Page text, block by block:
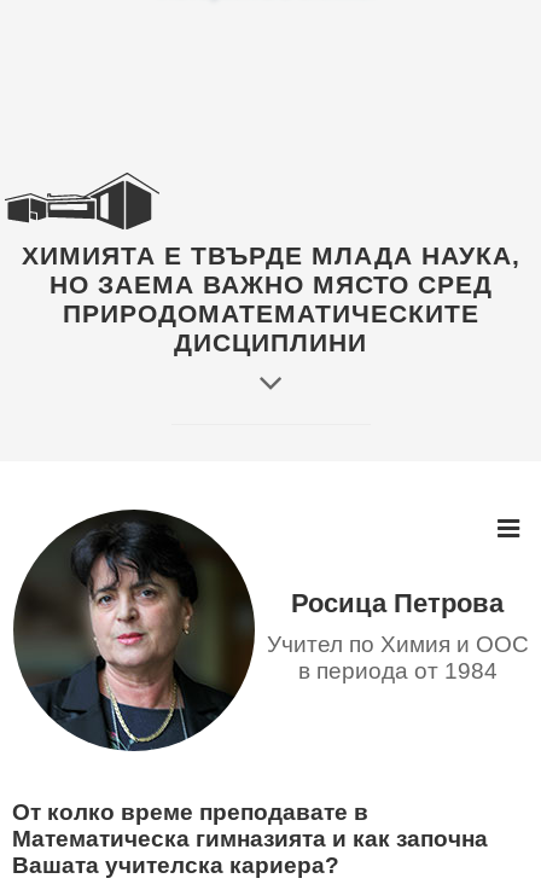
ХИМИЯТА Е ТВЪРДЕ МЛАДА НАУКА,
НО ЗАЕМА ВАЖНО МЯСТО СРЕД
ПРИРОДОМАТЕМАТИЧЕСКИТЕ
ДИСЦИПЛИНИ
Росица Петрова
Учител по Химия и ООС
в периода от 1984
От колко време преподавате в
Математическа гимназията и как започна
Вашата учителска кариера?